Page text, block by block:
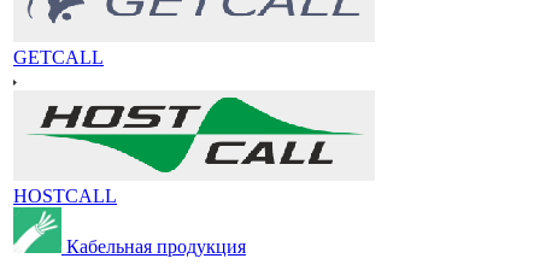
GETCALL
HOSTCALL
Кабельная продукция